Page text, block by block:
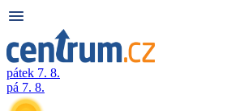
pátek 7. 8.
pá 7. 8.